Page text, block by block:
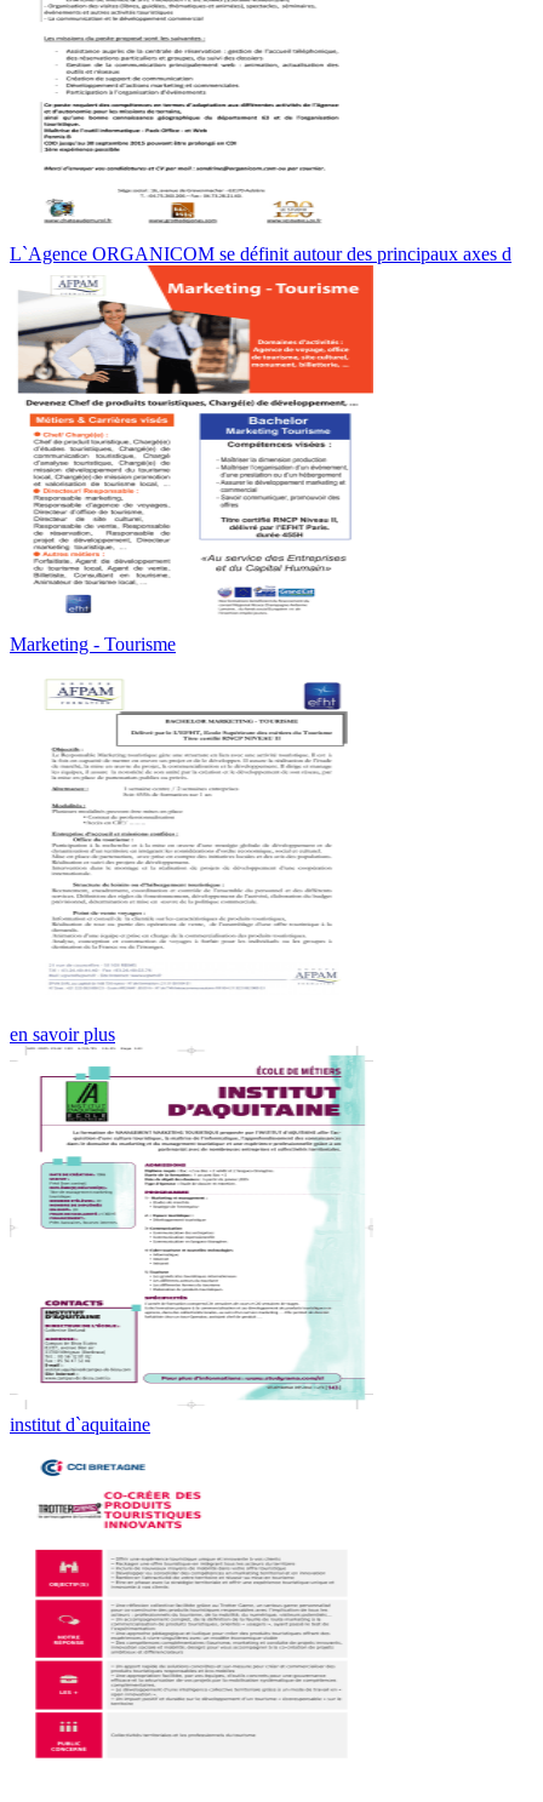
L`Agence ORGANICOM se définit autour des principaux axes d
Marketing - Tourisme
en savoir plus
institut d`aquitaine